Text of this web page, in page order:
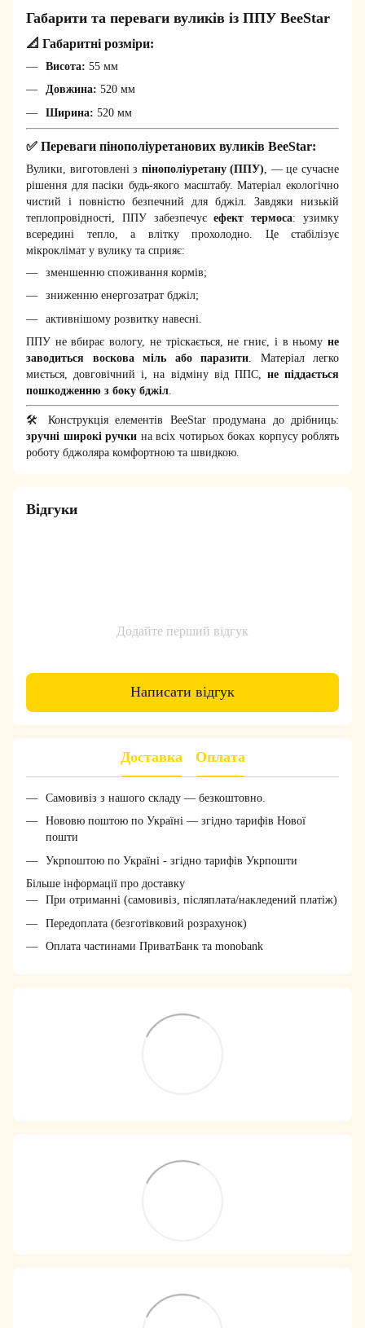
Габарити та переваги вуликів із ППУ BeeStar
📐 Габаритні розміри:
Висота: 55 мм
Довжина: 520 мм
Ширина: 520 мм
✅ Переваги пінополіуретанових вуликів BeeStar:
Вулики, виготовлені з пінополіуретану (ППУ) , — це сучасне
рішення для пасіки будь-якого масштабу. Матеріал екологічно
чистий і повністю безпечний для бджіл. Завдяки низькій
теплопровідності, ППУ забезпечуєефект термоса: узимку
всередині тепло, а влітку прохолодно. Це стабілізує
мікроклімат у вулику та сприяє:
зменшенню споживання кормів;
зниженню енергозатрат бджіл;
активнішому розвитку навесні.
ППУ не вбирає вологу, не тріскається, не гниє, і в ньому не
заводиться воскова міль або паразити . Матеріал легко
миється, довговічний і, на відміну від ППС, не піддається
пошкодженню з боку бджіл
🛠 Конструкція елементів BeeStar продумана до дрібниць:
зручні широкі ручки на всіх чотирьох боках корпусу роблять
роботу бджоляра комфортною та швидкою.
Відгуки
Додайте перший відгук
Написати відгук
Доставка Оплата
Самовивіз з нашого складу — безкоштовно.
Нововю поштою по Україні — згідно тарифів Нової
пошти
Укрпоштою по Україні - згідно тарифів Укрпошти
Більше інформації про доставку
При отриманні (самовивіз, післяплата/накледений платіж)
Передоплата (безготівковий розрахунок)
Оплата частинами ПриватБанк та monobank